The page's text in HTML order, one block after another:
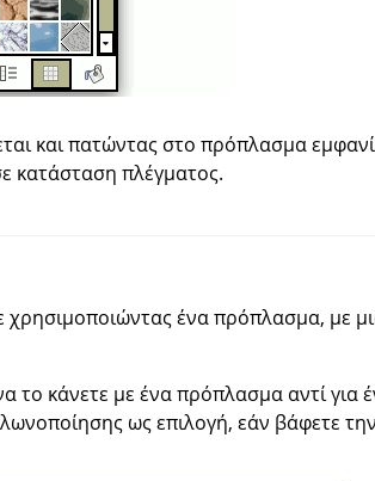
και πατώντας στο πρόπλασμα
κατάσταση πλέγματος.
χρησιμοποιώντας ένα πρόπλασμα, με
το κάνετε με ένα πρόπλασμα αντί
ως επιλογή, εάν βάφετε